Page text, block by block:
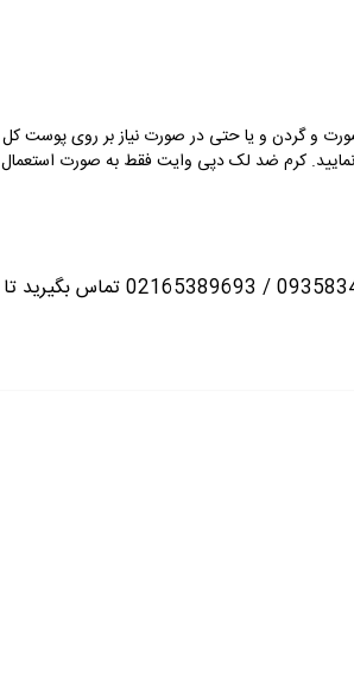
و گردن و یا حتی در صورت نیاز بر روی پوست کل
کرم ضد لک دپی وایت فقط به صورت استعمال
تماس بگیرید تا